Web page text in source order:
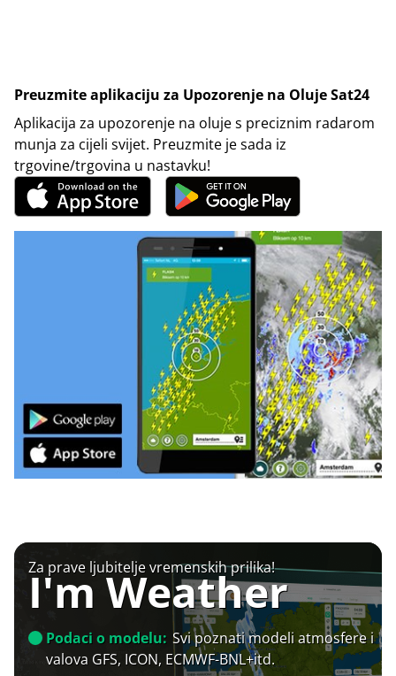
Preuzmite aplikaciju za Upozorenje na Oluje Sat24
Aplikacija za upozorenje na oluje s preciznim radarom
munja za cijeli svijet. Preuzmite je sada iz
trgovine/trgovina u nastavku!
Za prave ljubitelje vremenskih prilika!
I'm Weather
Podaci o modelu: Svi poznati modeli atmosfere i
valova GFS, ICON, ECMWF-BNL+itd.